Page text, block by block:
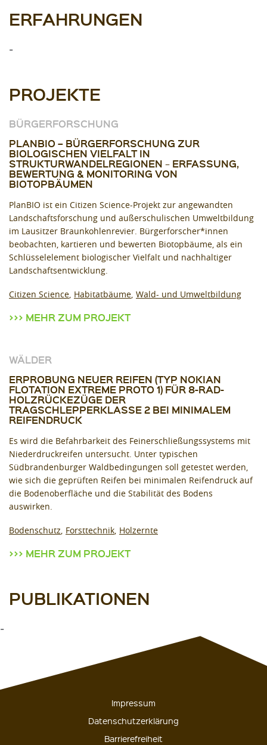
ERFAHRUNGEN
-
PROJEKTE
BÜRGERFORSCHUNG
PLANBIO – BÜRGERFORSCHUNG ZUR
BIOLOGISCHEN VIELFALT IN
STRUKTURWANDELREGIONEN − ERFASSUNG,
BEWERTUNG & MONITORING VON
BIOTOPBÄUMEN
PlanBIO ist ein Citizen Science-Projekt zur angewandten
Landschaftsforschung und außerschulischen Umweltbildung
im Lausitzer Braunkohlenrevier. Bürgerforscher*innen
beobachten, kartieren und bewerten Biotopbäume, als ein
Schlüsselelement biologischer Vielfalt und nachhaltiger
Landschaftsentwicklung.
Citizen Science Habitatbäume Wald- und Umweltbildung
MEHR ZUM PROJEKT
WÄLDER
ERPROBUNG NEUER REIFEN (TYP NOKIAN
FLOTATION EXTREME PROTO 1) FÜR 8-RAD-
HOLZRÜCKEZÜGE DER
TRAGSCHLEPPERKLASSE 2 BEI MINIMALEM
REIFENDRUCK
Es wird die Befahrbarkeit des Feinerschließungssystems mit
Niederdruckreifen untersucht. Unter typischen
Südbrandenburger Waldbedingungen soll getestet werden,
wie sich die geprüften Reifen bei minimalen Reifendruck auf
die Bodenoberfläche und die Stabilität des Bodens
auswirken.
Bodenschutz Forsttechnik Holzernte
MEHR ZUM PROJEKT
PUBLIKATIONEN
-
Impressum
Datenschutzerklärung
Barrierefreiheit